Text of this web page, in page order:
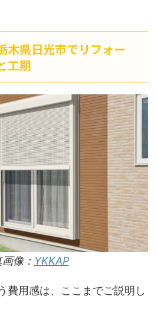
木県日光市でリフォー
工期
像： YKKAP
費用感は、ここまでご説明し